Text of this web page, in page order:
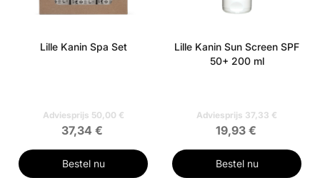
Lille Kanin Spa Set
Adviesprijs 50,00 €
37,34 €
Bestel nu
Lille Kanin Sun Screen SPF
50+ 200 ml
Adviesprijs 37,33 €
19,93 €
Bestel nu